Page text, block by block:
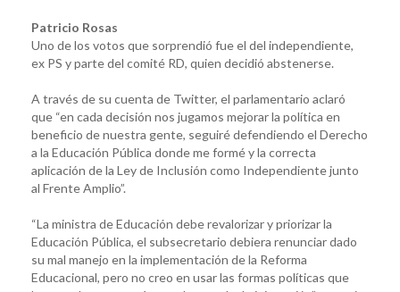
Patricio Rosas
Uno de los votos que sorprendió fue el del independiente,
ex PS y parte del comité RD, quien decidió abstenerse.
A través de su cuenta de Twitter, el parlamentario aclaró
que “en cada decisión nos jugamos mejorar la política en
beneficio de nuestra gente, seguiré defendiendo el Derecho
a la Educación Pública donde me formé y la correcta
aplicación de la Ley de Inclusión como Independiente junto
al Frente Amplio”.
“La ministra de Educación debe revalorizar y priorizar la
Educación Pública, el subsecretario debiera renunciar dado
su mal manejo en la implementación de la Reforma
Educacional, pero no creo en usar las formas políticas que